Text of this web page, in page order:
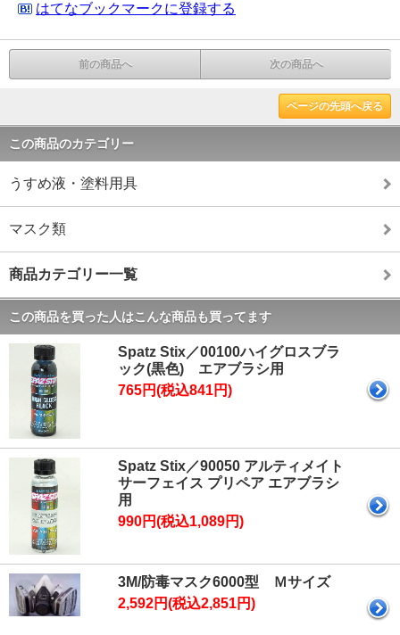
はてなブックマークに登録する
前の商品へ 次の商品へ
ページの先頭へ戻る
この商品のカテゴリー
うすめ液・塗料用具
マスク類
商品カテゴリー一覧
この商品を買った人はこんな商品も買ってます
Spatz Stix／00100ハイグロスブラ
ック(黒色) エアブラシ用
765円(税込841円)
Spatz Stix／90050 アルティメイト
サーフェイス プリペア エアブラシ
用
990円(税込1,089円)
3M/防毒マスク6000型 Ｍサイズ
2,592円(税込2,851円)